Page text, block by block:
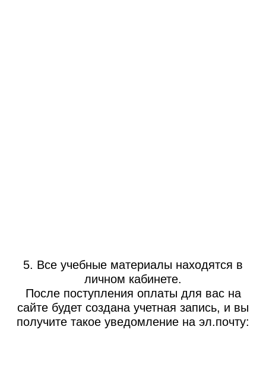
5. Все учебные материалы находятся в
личном кабинете.
После поступления оплаты для вас на
сайте будет создана учетная запись, и вы
получите такое уведомление на эл.почту: